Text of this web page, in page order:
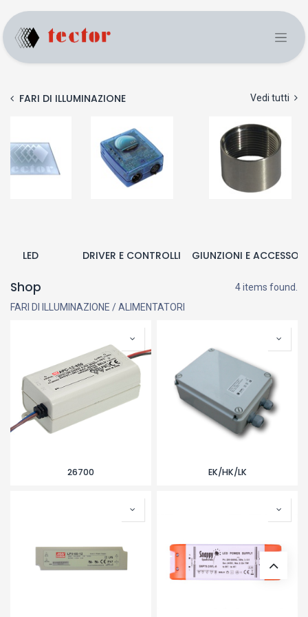
FARI DI ILLUMINAZIONE Vedi tutti
LED DRIVER E CONTROLLI GIUNZIONI E ACCESSORI
Shop
4 items found.
FARI DI ILLUMINAZIONE / ALIMENTATORI
26700 EK/HK/LK